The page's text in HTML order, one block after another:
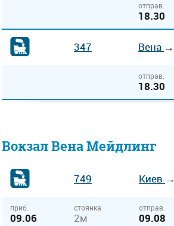
отправ.
18.30
347 Вена →
отправ.
18.30
Вокзал Вена Мейдлинг
749 Киев →
приб.
09.06
стоянка
2м
отправ.
09.08